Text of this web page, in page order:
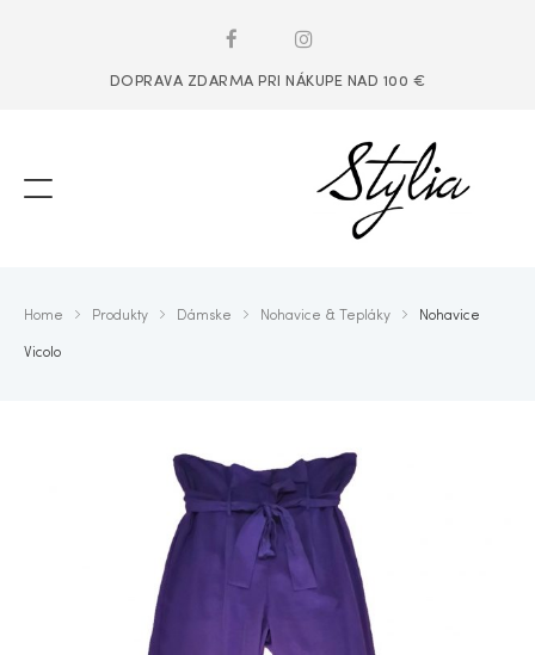
DOPRAVA ZDARMA PRI NÁKUPE NAD 100 €
Home Produkty Dámske Nohavice & Tepláky Nohavice
Vicolo